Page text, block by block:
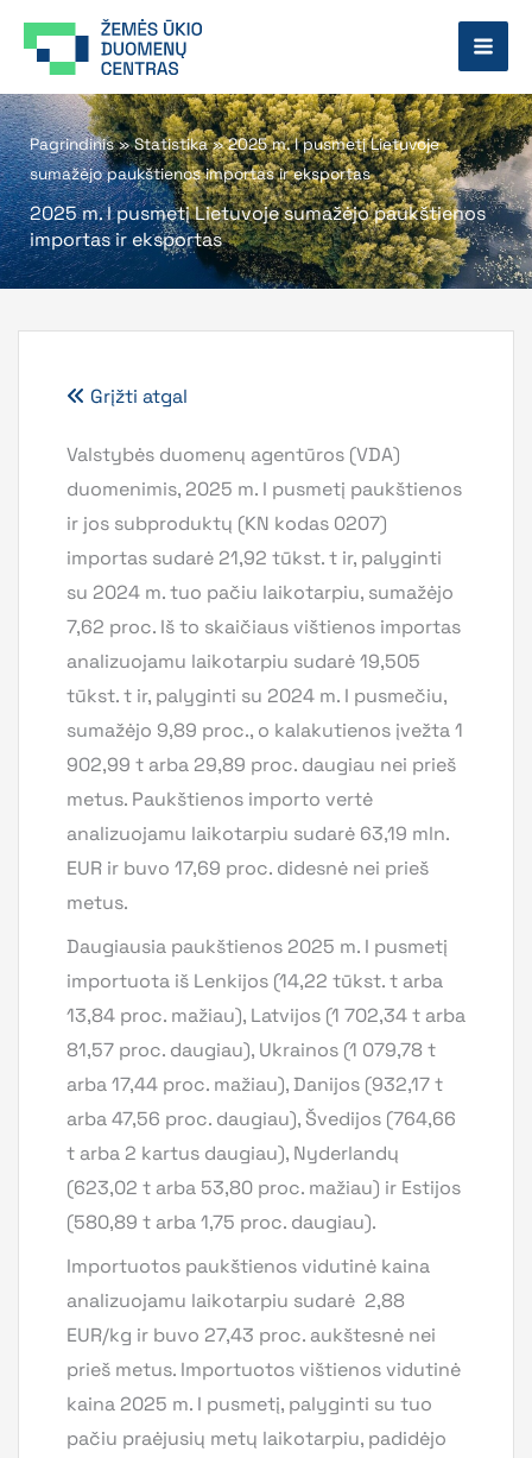
prie
Pagrindinis»Statistika»2025 m. I pusmetį Lietuvoje
sumažėjo paukštienos importas ir eksportas
2025 m. I pusmetį Lietuvoje sumažėjo paukštienos
importas ir eksportas
Grįžti atgal
Valstybės duomenų agentūros (VDA)
duomenimis, 2025 m. I pusmetį paukštienos
ir jos subproduktų (KN kodas 0207)
importas sudarė 21,92 tūkst. t ir, palyginti
su 2024 m. tuo pačiu laikotarpiu, sumažėjo
7,62 proc. Iš to skaičiaus vištienos importas
analizuojamu laikotarpiu sudarė 19,505
tūkst. t ir, palyginti su 2024 m. I pusmečiu,
sumažėjo 9,89 proc., o kalakutienos įvežta 1
902,99 t arba 29,89 proc. daugiau nei prieš
metus. Paukštienos importo vertė
analizuojamu laikotarpiu sudarė 63,19 mln.
EUR ir buvo 17,69 proc. didesnė nei prieš
metus.
Daugiausia paukštienos 2025 m. I pusmetį
importuota iš Lenkijos (14,22 tūkst. t arba
13,84 proc. mažiau), Latvijos (1 702,34 t arba
81,57 proc. daugiau), Ukrainos (1 079,78 t
arba 17,44 proc. mažiau), Danijos (932,17 t
arba 47,56 proc. daugiau), Švedijos (764,66
t arba 2 kartus daugiau), Nyderlandų
(623,02 t arba 53,80 proc. mažiau) ir Estijos
(580,89 t arba 1,75 proc. daugiau).
Importuotos paukštienos vidutinė kaina
analizuojamu laikotarpiu sudarė 2,88
EUR/kg ir buvo 27,43 proc. aukštesnė nei
prieš metus. Importuotos vištienos vidutinė
kaina 2025 m. I pusmetį, palyginti su tuo
pačiu praėjusių metų laikotarpiu, padidėjo